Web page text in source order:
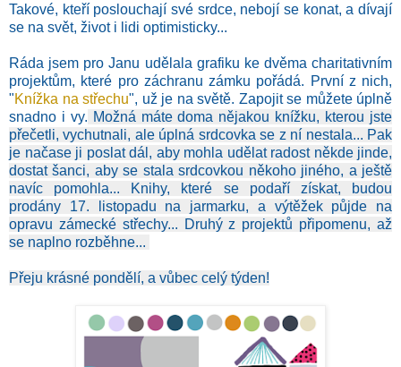
Takové, kteří poslouchají své srdce, nebojí se konat, a dívají
se na svět, život i lidi optimisticky...
Ráda jsem pro Janu udělala grafiku ke dvěma charitativním
projektům, které pro záchranu zámku pořádá. První z nich,
"Knížka na střechu", už je na světě. Zapojit se můžete úplně
snadno i vy. Možná máte doma nějakou knížku, kterou jste
přečetli, vychutnali, ale úplná srdcovka se z ní nestala... Pak
je načase ji poslat dál, aby mohla udělat radost někde jinde,
dostat šanci, aby se stala srdcovkou někoho jiného, a ještě
navíc pomohla... Knihy, které se podaří získat, budou
prodány 17. listopadu na jarmarku, a výtěžek půjde na
opravu zámecké střechy... Druhý z projektů připomenu, až
se naplno rozběhne...
Přeju krásné pondělí, a vůbec celý týden!